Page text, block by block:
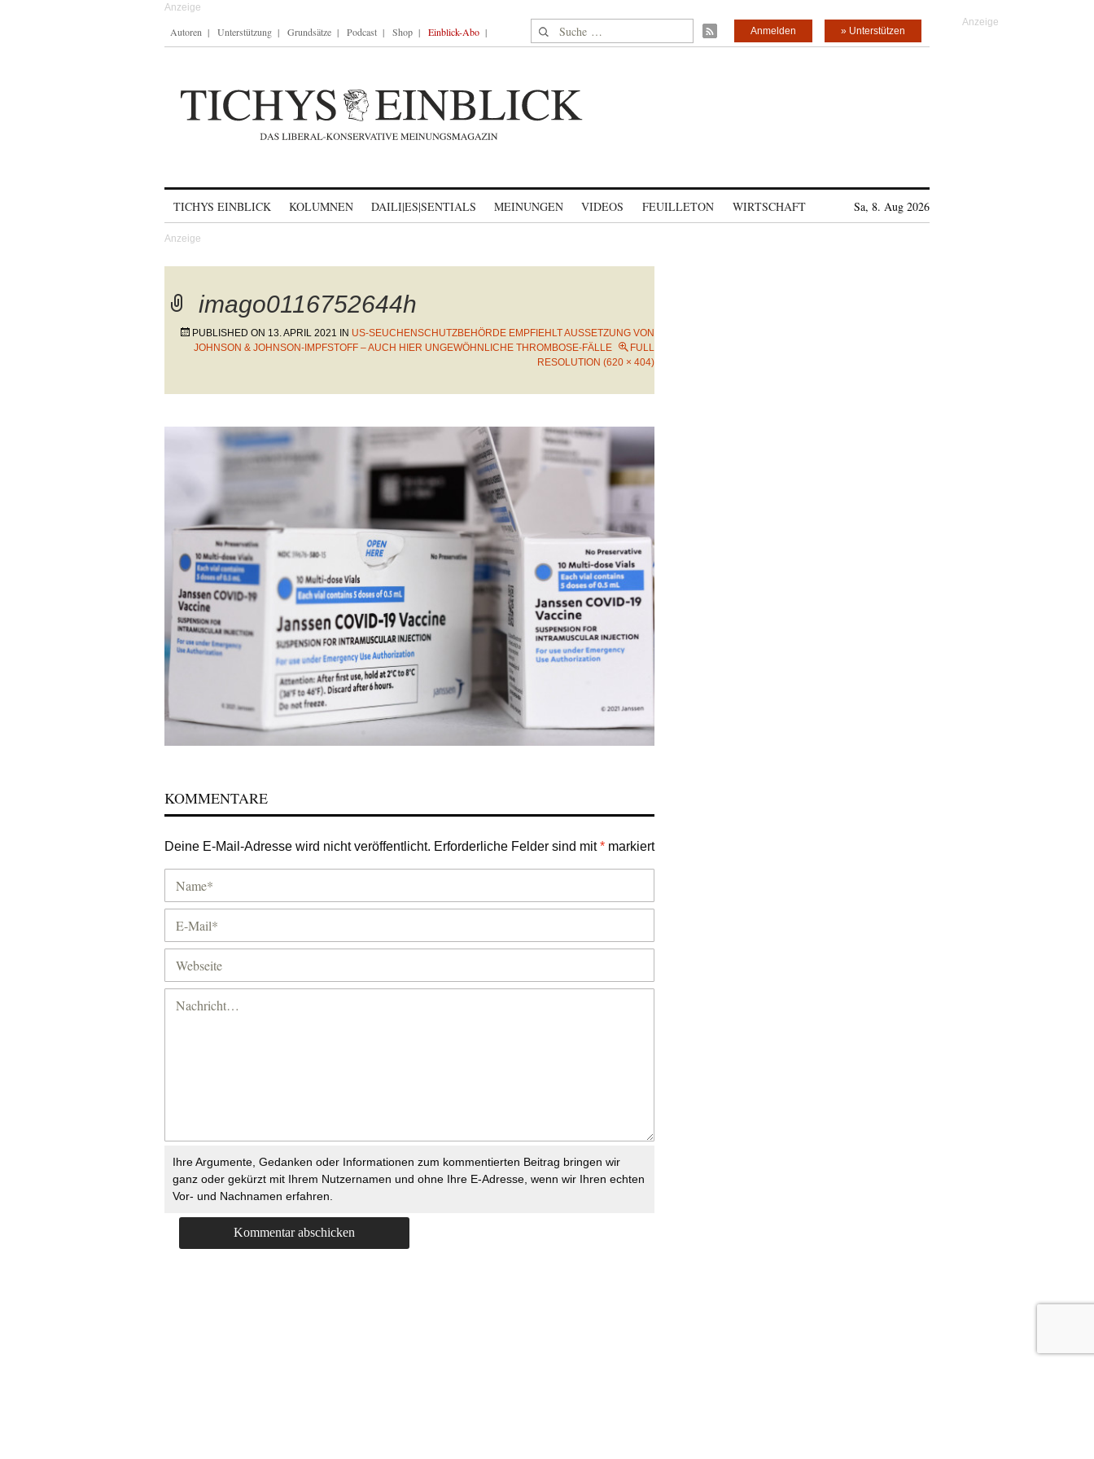
Autoren Unterstützung Grundsätze Podcast Shop Einblick-Abo Suche nach: » Unterstützen
Anmelden
TICHYS EINBLICK KOLUMNEN DAILI|ES|SENTIALS MEINUNGEN VIDEOS FEUILLETON WIRTSCHAFT Sa, 8. Aug 2026
imago0116752644h
PUBLISHED ON 13. APRIL 2021 IN US-SEUCHENSCHUTZBEHÖRDE EMPFIEHLT AUSSETZUNG VON
JOHNSON & JOHNSON-IMPFSTOFF – AUCH HIER UNGEWÖHNLICHE THROMBOSE-FÄLLE
FULL
RESOLUTION (620 × 404)
KOMMENTARE
Deine E-Mail-Adresse wird nicht veröffentlicht. Erforderliche Felder sind mit* markiert
Ihre Argumente, Gedanken oder Informationen zum kommentierten Beitrag bringen wir
ganz oder gekürzt mit Ihrem Nutzernamen und ohne Ihre E-Adresse, wenn wir Ihren echten
Vor- und Nachnamen erfahren.